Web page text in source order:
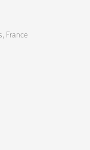
France